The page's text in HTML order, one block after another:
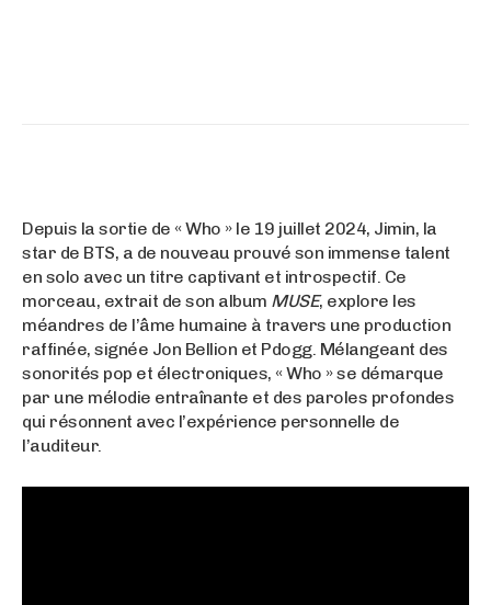
Depuis la sortie de « Who » le 19 juillet 2024, Jimin, la
star de BTS, a de nouveau prouvé son immense talent
en solo avec un titre captivant et introspectif. Ce
morceau, extrait de son album MUSE, explore les
méandres de l’âme humaine à travers une production
raffinée, signée Jon Bellion et Pdogg. Mélangeant des
sonorités pop et électroniques, « Who » se démarque
par une mélodie entraînante et des paroles profondes
qui résonnent avec l’expérience personnelle de
l’auditeur.